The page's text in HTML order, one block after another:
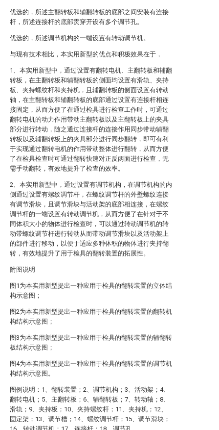
优选的，所述主翻转板和辅翻转板的底部之间安装有连接
杆，所述连接杆的底部贯穿开设有多个调节孔。
优选的，所述调节机构的一端设置有转动调节机。
与现有技术相比，本实用新型的优点和积极效果在于，
1、本实用新型中，通过设置有翻转电机、主翻转板和辅翻
转板，在主翻转板和辅翻转板的侧面均设置有滑轨、夹持
板、夹持螺纹杆和夹持机，且辅翻转板的侧面设置有转动
轴，在主翻转板和辅翻转板的底部通过设置有连接杆相连
接固定，从而方便了在通过检具进行检查工作时，可通过
翻转电机的动力作用带动主翻转板以及主翻转板上的夹具
部分进行转动，随之通过连接杆的连接作用同步带动辅翻
转板以及辅翻转板上的夹具部分进行同步翻转，即可有利
于实现通过翻转电机的作用带动整体进行翻转，从而方便
了在检具检查时可通过翻转快速对正反两面进行检查，无
需手动翻转，有效地提升了检查的效率。
2、本实用新型中，通过设置有调节机构，在调节机构的内
侧通过设置有螺纹调节杆，在螺纹调节杆的外壁螺纹连接
有调节滑块，且调节滑块与活动架的底部相连接，在螺纹
调节杆的一端设置有转动调节机，从而方便了在针对于不
同体积大小的物体进行检查时，可以通过转动调节机的转
动带螺纹调节杆进行转动从而带动调节滑块以及活动架上
的部件进行移动，以便于适应多种体积的物体进行夹持翻
转，有效地提升了用于检具的翻转装置的拓展性。
附图说明
图1为本实用新型提出一种应用于检具的翻转装置的立体结
构示意图；
图2为本实用新型提出一种应用于检具的翻转装置的翻转机
构结构示意图；
图3为本实用新型提出一种应用于检具的翻转装置的辅翻转
板结构示意图；
图4为本实用新型提出一种应用于检具的翻转装置的调节机
构结构示意图。
图例说明：1、翻转装置；2、调节机构；3、活动架；4、
翻转电机；5、主翻转板；6、辅翻转板；7、转动轴；8、
滑轨；9、夹持板；10、夹持螺纹杆；11、夹持机；12、
固定架；13、调节槽；14、螺纹调节杆；15、调节滑块；